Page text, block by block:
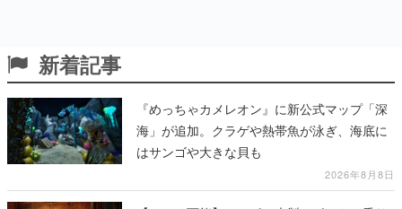
新着記事
『めっちゃカメレオン』に新公式マップ「深
海」が追加。クラゲや熱帯魚が泳ぎ、海底に
はサンゴや大きな貝も
2026年8月8日